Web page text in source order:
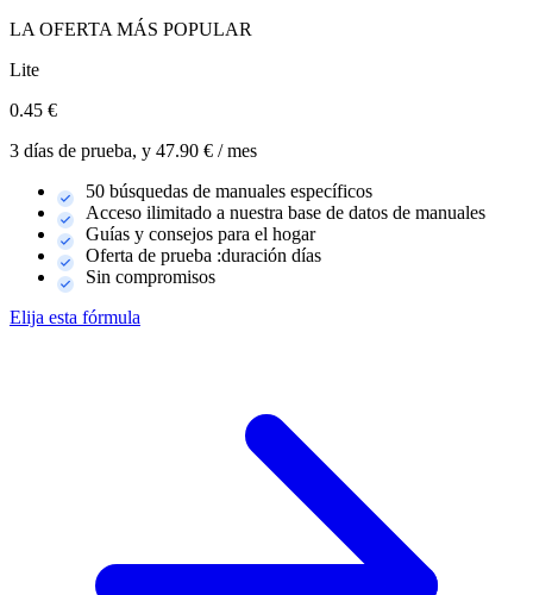
LA OFERTA MÁS POPULAR
Lite
0.45 €
3 días de prueba, y 47.90 € / mes
50 búsquedas de manuales específicos
Acceso ilimitado a nuestra base de datos de manuales
Guías y consejos para el hogar
Oferta de prueba :duración días
Sin compromisos
Elija esta fórmula